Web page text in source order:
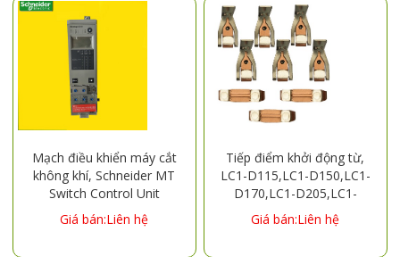
LC1F330 LX9FJ380:
LC1F400 LX9FK380:
LC1F500 LX9FL380:
LC1F630
Mạch điều khiển máy cắt
không khí, Schneider MT
Switch Control Unit
Micrologic5.0A MIC5.0A
Giá bán:Liên hệ
Tiếp điểm khởi động từ,
LC1-D115,LC1-D150,LC1-
D170,LC1-D205,LC1-
D245,LC1-D300,LC1-
D410,LC1-D475,LC1-D620
Giá bán:Liên hệ